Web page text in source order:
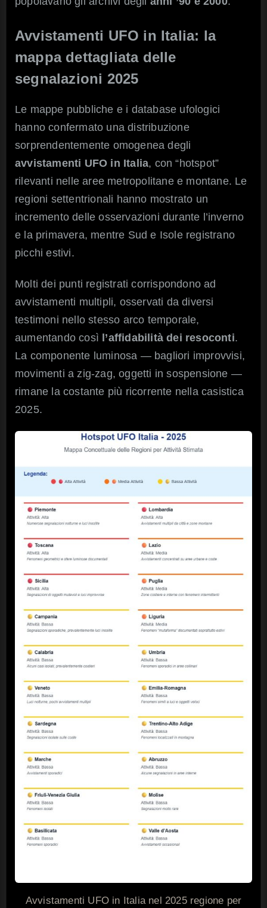
Avvistamenti UFO in Italia: la
mappa dettagliata delle
segnalazioni 2025
Le mappe pubbliche e i database ufologici
hanno confermato una distribuzione
sorprendentemente omogenea degli
avvistamenti UFO in Italia, con “hotspot”
rilevanti nelle aree metropolitane e montane. Le
regioni settentrionali hanno mostrato un
incremento delle osservazioni durante l’inverno
e la primavera, mentre Sud e Isole registrano
picchi estivi.
Molti dei punti registrati corrispondono ad
avvistamenti multipli, osservati da diversi
testimoni nello stesso arco temporale,
aumentando così l’affidabilità dei resoconti.
La componente luminosa — bagliori improvvisi,
movimenti a zig-zag, oggetti in sospensione —
rimane la costante più ricorrente nella casistica
2025.
Avvistamenti UFO in Italia nel 2025 regione per